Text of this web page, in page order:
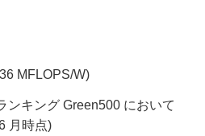
MFLOPS/W)
キング Green500 において
月時点)